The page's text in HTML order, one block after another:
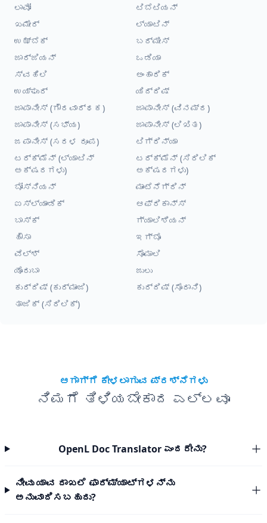
ಲಾವೋ
ಟಿಬೆಟಿಯನ್
ಖಮೇರ್
ಲ್ಯಾಟಿನ್
ಉಝ್ಬೆಕ್
ಬರ್ಮೀಸ್
ಜಾರ್ಜಿಯನ್
ಒಡಿಯಾ
ಸ್ವಹಿಲಿ
ಅಂಹಾರಿಕ್
ಉಯ್ಘುರ್
ಯಿದ್ದಿಷ್
ಜಾಪಾನೀಸ್ (ಗೌರವಾರ್ಥಕ)
ಜಾಪಾನೀಸ್ (ವಿನಮ್ರ)
ಜಾಪಾನೀಸ್ (ಸಭ್ಯ)
ಜಾಪಾನೀಸ್ (ಲಿಖಿತ)
ಜಪಾನೀಸ್ (ಸರಳ ರೂಪ)
ಟಿಗ್ರಿನ್ಯಾ
ಟರ್ಕ್ಮೆನ್ (ಲ್ಯಾಟಿನ್
ಅಕ್ಷರಗಳು)
ಟರ್ಕ್ಮೆನ್ (ಸಿರಿಲಿಕ್
ಅಕ್ಷರಗಳು)
ಬೋಸ್ನಿಯನ್
ಮಾಂಟೆನೆಗ್ರಿನ್
ಐಸ್ಲ್ಯಾಂಡಿಕ್
ಆಫ್ರಿಕಾನ್ಸ್
ಬಾಸ್ಕ್
ಗ್ಯಾಲಿಶಿಯನ್
ಹೌಸಾ
ಇಗ್ಬೊ
ವೆಲ್ಶ್
ಸೊಮಾಲಿ
ಯೊರುಬಾ
ಜುಲು
ಕುರ್ದಿಷ್ (ಕುರ್ಮಾಂಜಿ)
ಕುರ್ದಿಷ್ (ಸೊರಾನಿ)
ತಾಜಿಕ್ (ಸಿರಿಲಿಕ್)
ಆಗಾಗ್ಗೆ ಕೇಳಲಾಗುವ ಪ್ರಶ್ನೆಗಳು
ನಿಮಗೆ ತಿಳಿಯಬೇಕಾದ ಎಲ್ಲವೂ
OpenL Doc Translator ಎಂದರೇನು?
ನೀವು ಯಾವ ದಾಖಲೆ ಫಾರ್ಮ್ಯಾಟ್‌ಗಳನ್ನು
ಅನುವಾದಿಸಬಹುದು?